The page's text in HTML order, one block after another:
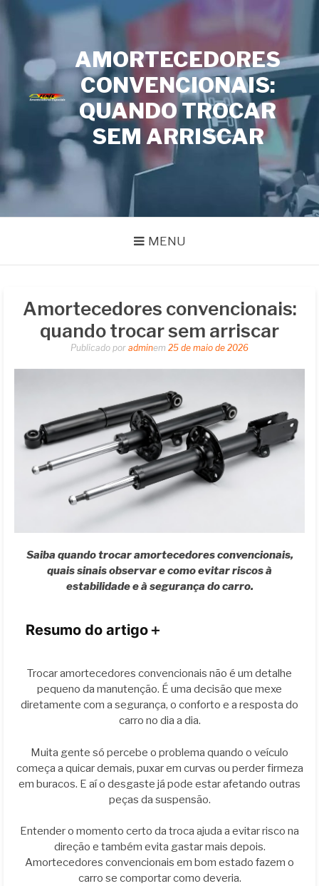
FENIX
AMORTECEDORES
Especialistas em Remanufatura de Amortecedores
AMORTECEDORES
CONVENCIONAIS:
QUANDO TROCAR
SEM ARRISCAR
MENU
Amortecedores convencionais:
quando trocar sem arriscar
Publicado por adminem 25 de maio de 2026
Saiba quando trocar amortecedores convencionais,
quais sinais observar e como evitar riscos à
estabilidade e à segurança do carro.
Resumo do artigo＋
Trocar amortecedores convencionais não é um detalhe
pequeno da manutenção. É uma decisão que mexe
diretamente com a segurança, o conforto e a resposta do
carro no dia a dia.
Muita gente só percebe o problema quando o veículo
começa a quicar demais, puxar em curvas ou perder firmeza
em buracos. E aí o desgaste já pode estar afetando outras
peças da suspensão.
Entender o momento certo da troca ajuda a evitar risco na
direção e também evita gastar mais depois.
Amortecedores convencionais em bom estado fazem o
carro se comportar como deveria.